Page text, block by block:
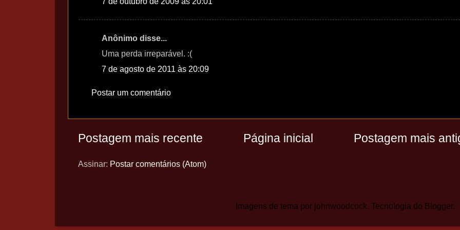
Anônimo disse...
Uma perda irreparável. :(
7 de agosto de 2011 às 20:09
Postar um comentário
Postagem mais recente Postagem mais
Página inicial
Assinar: Postar comentários (Atom)
Imagens de tema por johnwoodcock. Tecnologia do Blogger.